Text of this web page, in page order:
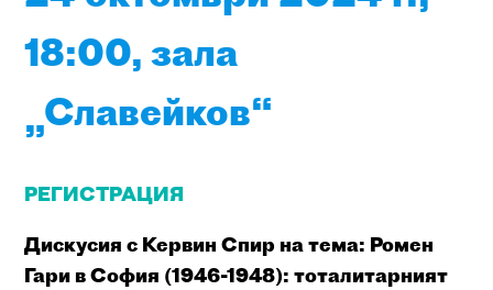
18:00, зала
„Славейков“
РЕГИСТРАЦИЯ
Дискусия с Кервин Спир на тема: Ромен
Гари в София (1946-1948): тоталитарният